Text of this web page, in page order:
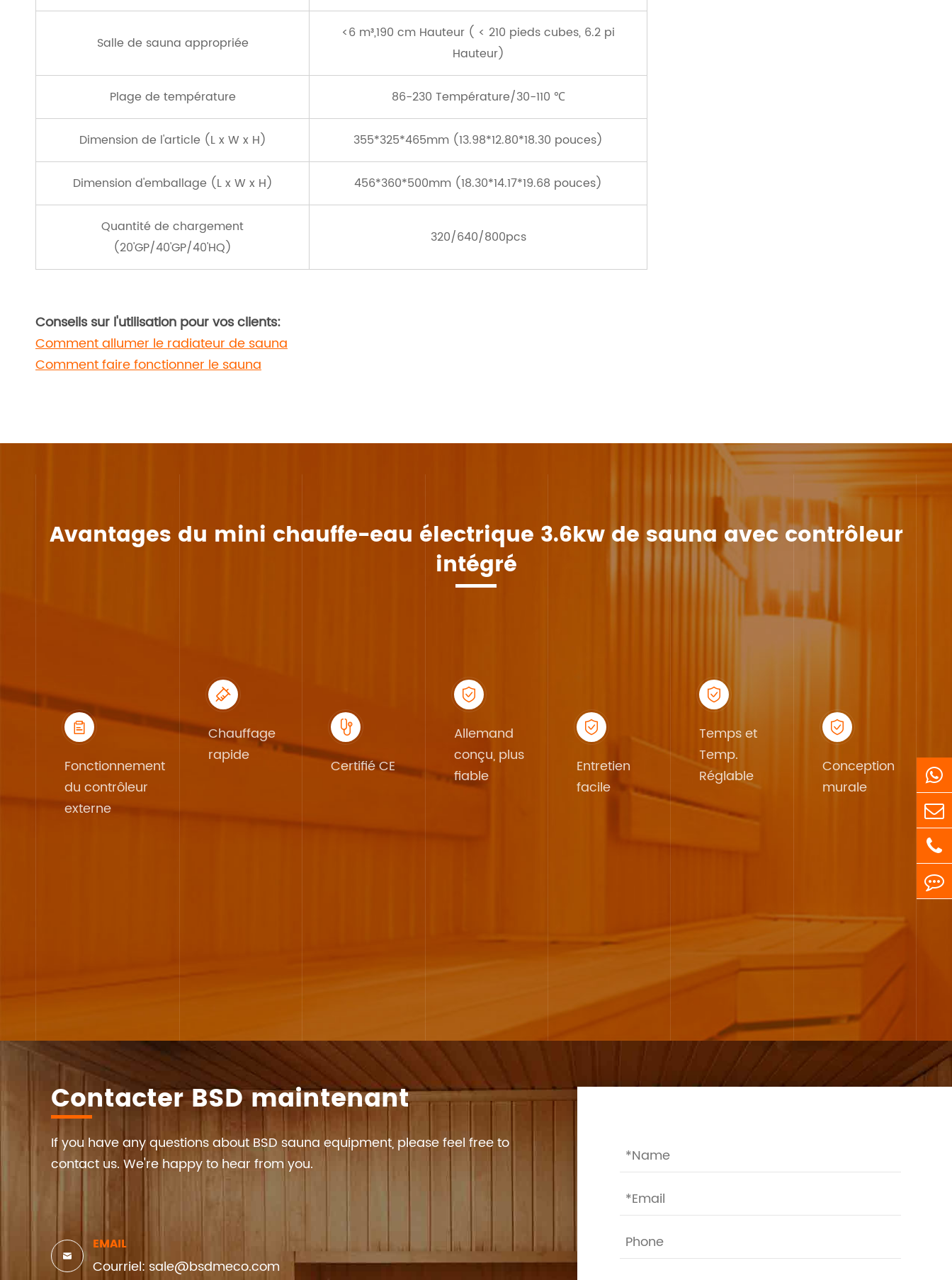
Salle de sauna appropriée
<6 m³,190 cm Hauteur ( < 210 pieds cubes, 6.2 pi
Hauteur)
Plage de température 86-230 Température/30-110 ℃
Dimension de l'article (L x W x H) 355*325*465mm (13.98*12.80*18.30 pouces)
Dimension d'emballage (L x W x H) 456*360*500mm (18.30*14.17*19.68 pouces)
Quantité de chargement
(20'GP/40'GP/40'HQ)
320/640/800pcs
Conseils sur l'utilisation pour vos clients:
Comment allumer le radiateur de sauna
Comment faire fonctionner le sauna
Avantages du mini chauffe-eau électrique 3.6kw de sauna avec contrôleur
intégré

Fonctionnement
du contrôleur
externe

Chauffage
rapide

Certifié CE

Allemand
conçu, plus
fiable

Entretien
facile

Temps et
Temp.
Réglable

Conception
murale
Contacter BSD maintenant
If you have any questions about BSD sauna equipment, please feel free to
contact us. We're happy to hear from you.

EMAIL
Courriel: sale@bsdmeco.com